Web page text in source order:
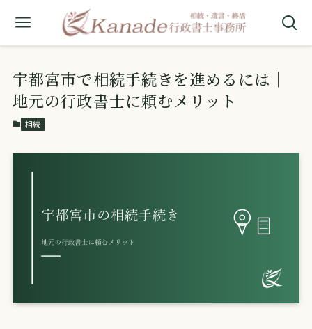
宇都宮市で相続手続きを進めるには｜
地元の行政書士に頼むメリット
相続